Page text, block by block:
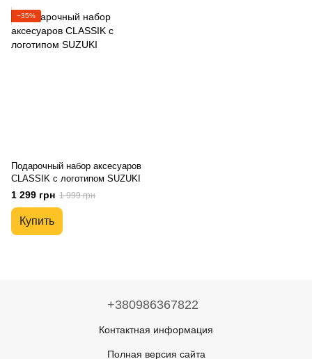
−35%
Подарочный набор аксесуаров
CLASSIK с логотипом SUZUKI
1 299 грн 1 999 грн
Купить
+380986367822
Контактная информация
Полная версия сайта